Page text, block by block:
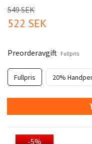
549 SEK
522 SEK
Preorderavgift Fullpris
Fullpris 20%
-5%